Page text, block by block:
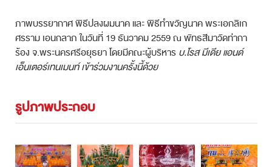
ภาพบรรยากาศ พิธีปลงผมนาค และ พิธีทำขวัญนาค พระเอกลิเก
ศรราม เอนกลาภ ในวันที่ 19 ธันวาคม 2559 ณ พัทธสีมาวัดท่ากา
ร้อง จ.พระนครศรีอยุธยา โดยมีคณะผู้บริหาร บ.โรส มีเดีย แอนด์
เอ็นเตอร์เทนเมนท์ เข้าร่วมงานครั้งนี้ด้วย
รูปภาพประกอบ